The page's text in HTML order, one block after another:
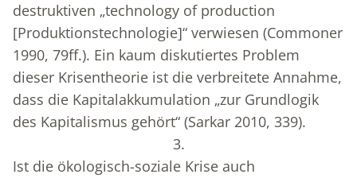
destruktiven „technology of production
[Produktionstechnologie]“ verwiesen (Commoner
1990, 79ff.). Ein kaum diskutiertes Problem
dieser Krisentheorie ist die verbreitete Annahme,
dass die Kapitalakkumulation „zur Grundlogik
des Kapitalismus gehört“ (Sarkar 2010, 339).
3.
Ist die ökologisch-soziale Krise auch